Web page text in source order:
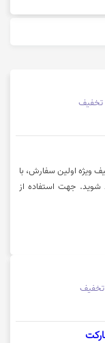
تخفیف
از 100 هزارتومان تخفیف ویژه اولین سفارش، با
بهره مند شوید. جهت استفاده از